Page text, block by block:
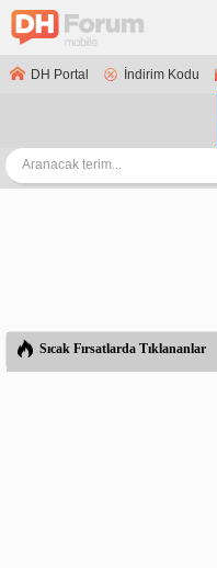
DH Portal İndirim Kodu
Sıcak Fırsatlarda Tıklananlar